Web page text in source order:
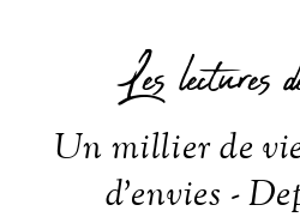
Les lectures
Un millier de
d'envies -